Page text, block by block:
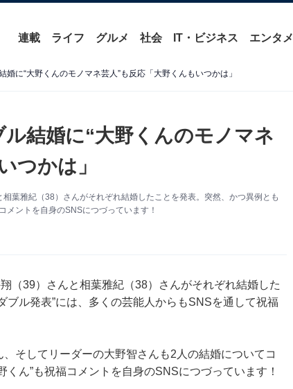
連載 ライフ グルメ 社会 IT・ビジネス エンタメ
婚に“大野くんのモノマネ芸人”も反応「大野くんもいつかは」
結婚に“大野くんのモノマネ
つかは」
葉雅紀（38）さんがそれぞれ結婚したことを発表。突然、かつ異例とも
メントを自身のSNSにつづっています！
（39）さんと相葉雅紀（38）さんがそれぞれ結婚した
ブル発表”には、多くの芸能人からもSNSを通して祝福
そしてリーダーの大野智さんも2人の結婚についてコ
ん”も祝福コメントを自身のSNSにつづっています！